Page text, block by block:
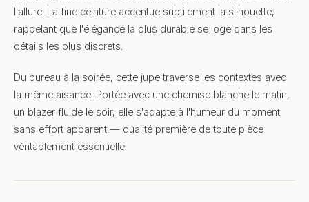
l'allure. La fine ceinture accentue subtilement la silhouette,
rappelant que l'élégance la plus durable se loge dans les
détails les plus discrets.
Du bureau à la soirée, cette jupe traverse les contextes avec
la même aisance. Portée avec une chemise blanche le matin,
un blazer fluide le soir, elle s'adapte à l'humeur du moment
sans effort apparent — qualité première de toute pièce
véritablement essentielle.